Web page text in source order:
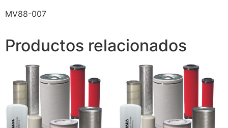
MV88-007
Productos relacionados